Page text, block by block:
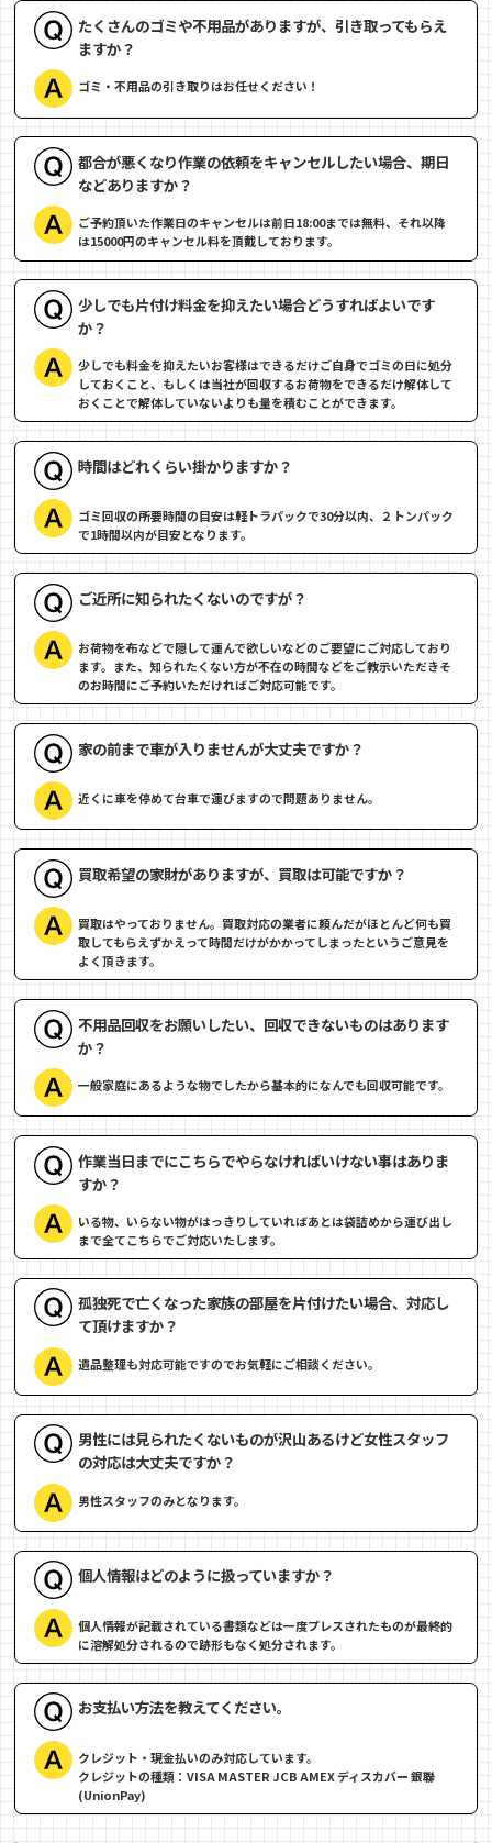
たくさんのゴミや不用品がありますが、引き取ってもらえ
ますか？
ゴミ・不用品の引き取りはお任せください！
都合が悪くなり作業の依頼をキャンセルしたい場合、期日
などありますか？
ご予約頂いた作業日のキャンセルは前日18:00までは無料、それ以降
は15000円のキャンセル料を頂戴しております。
少しでも片付け料金を抑えたい場合どうすればよいです
か？
少しでも料金を抑えたいお客様はできるだけご自身でゴミの日に処分
しておくこと、もしくは当社が回収するお荷物をできるだけ解体して
おくことで解体していないよりも量を積むことができます。
時間はどれくらい掛かりますか？
ゴミ回収の所要時間の目安は軽トラパックで30分以内、２トンパック
で1時間以内が目安となります。
ご近所に知られたくないのですが？
お荷物を布などで隠して運んで欲しいなどのご要望にご対応しており
ます。また、知られたくない方が不在の時間などをご教示いただきそ
のお時間にご予約いただければご対応可能です。
家の前まで車が入りませんが大丈夫ですか？
近くに車を停めて台車で運びますので問題ありません。
買取希望の家財がありますが、買取は可能ですか？
買取はやっておりません。買取対応の業者に頼んだがほとんど何も買
取してもらえずかえって時間だけがかかってしまったというご意見を
よく頂きます。
不用品回収をお願いしたい、回収できないものはあります
か？
一般家庭にあるような物でしたから基本的になんでも回収可能です。
作業当日までにこちらでやらなければいけない事はありま
すか？
いる物、いらない物がはっきりしていればあとは袋詰めから運び出し
まで全てこちらでご対応いたします。
孤独死で亡くなった家族の部屋を片付けたい場合、対応し
て頂けますか？
遺品整理も対応可能ですのでお気軽にご相談ください。
男性には見られたくないものが沢山あるけど女性スタッフ
の対応は大丈夫ですか？
男性スタッフのみとなります。
個人情報はどのように扱っていますか？
個人情報が記載されている書類などは一度プレスされたものが最終的
に溶解処分されるので跡形もなく処分されます。
お支払い方法を教えてください。
クレジット・現金払いのみ対応しています。
クレジットの種類：VISA MASTER JCB AMEX ディスカバー 銀聯
(UnionPay)